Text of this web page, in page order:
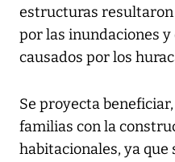
estructuras
por las inundaciones
causados por los
Se proyecta
familias con la
habitacionales, ya